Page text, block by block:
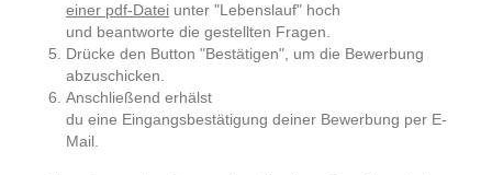
einer pdf-Datei unter "Lebenslauf" hoch
und beantworte die gestellten Fragen.
Drücke den Button "Bestätigen", um die Bewerbung
abzuschicken.
Anschließend erhälst
du eine Eingangsbestätigung deiner Bewerbung per E-
Mail.